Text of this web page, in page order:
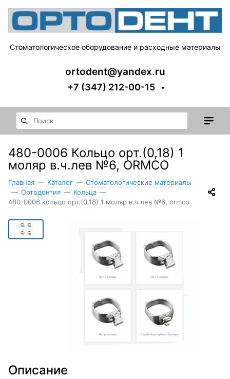
Стоматологическое оборудование и расходные материалы
ortodent@yandex.ru
+7 (347) 212-00-15
480-0006 Кольцо орт.(0,18) 1
моляр в.ч.лев №6, ORMCO
Главная — Каталог — Стоматологические материалы
— Ортодонтия — Кольца —
480-0006 кольцо орт.(0,18) 1 моляр в.ч.лев №6, ormco
Описание